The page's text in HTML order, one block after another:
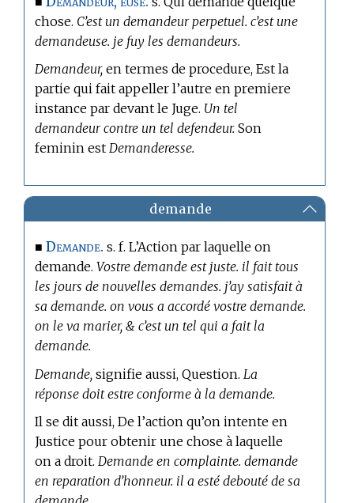
chose. C’est un demandeur perpetuel. c’est une
demandeuse. je fuy les demandeurs.
Demandeur, entermes de procedure, Est la
partie qui fait appeller l’autre en premiere
instance par devant le Juge. Un tel
demandeur contre un tel defendeur. Son
feminin estDemanderesse.
demande
■Demande. s. f. L’Action par laquelle on
demande.Vostre demande est juste. il fait tous
les jours de nouvelles demandes. j’ay satisfait à
sa demande. on vous a accordé vostre demande.
on le va marier, & c’est un tel qui a fait la
demande.
Demande, signifie aussi, Question. La
réponse doit estre conforme à la demande.
Il se dit aussi, De l’action qu’on intente en
Justice pour obtenir une chose à laquelle
on a droit.Demande en complainte. demande
en reparation d’honneur. il a esté debouté de sa